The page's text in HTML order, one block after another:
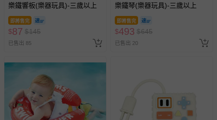
樂鐵響板(樂器玩具)-三歲以上
即將售完
$87 $145
已售出 85
樂鐵琴(樂器玩具)-三歲以上
即將售完
$493 $645
已售出 20